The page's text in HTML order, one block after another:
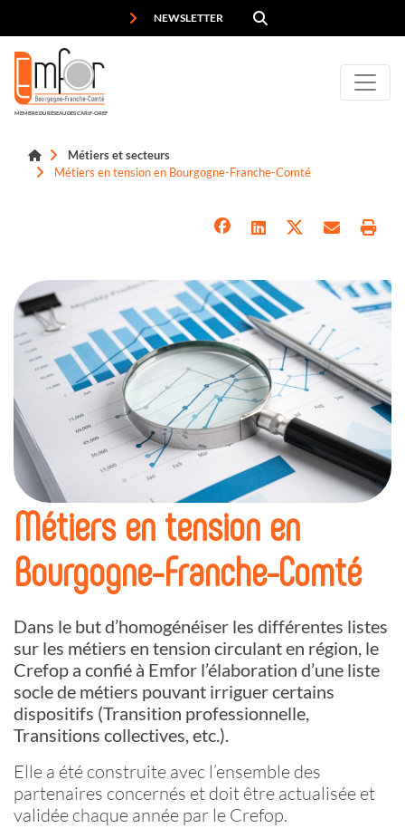
NEWSLETTER
MEMBRE DU RÉSEAU DES CARIF-OREF
Métiers et secteurs
Métiers en tension en Bourgogne-Franche-Comté
Métiers en tension en
Bourgogne-Franche-Comté
Dans le but d’homogénéiser les différentes listes
sur les métiers en tension circulant en région, le
Crefop a confié à Emfor l’élaboration d’une liste
socle de métiers pouvant irriguer certains
dispositifs (Transition professionnelle,
Transitions collectives, etc.).
Elle a été construite avec l’ensemble des
partenaires concernés et doit être actualisée et
validée chaque année par le Crefop.
Panneau de gestion des cookies